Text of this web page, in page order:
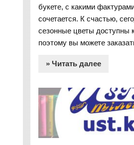
букете, с какими
сочетается. К счастью,
сезонные цветы доступны
поэтому вы можете
» Читать далее